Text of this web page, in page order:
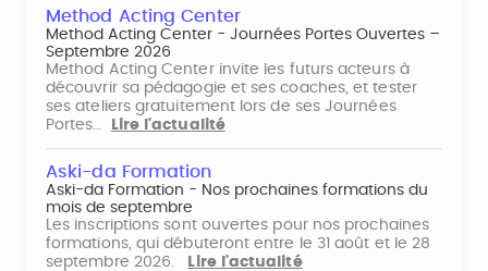
Method Acting Center
Method Acting Center - Journées Portes Ouvertes –
Septembre 2026
Method Acting Center invite les futurs acteurs à
découvrir sa pédagogie et ses coaches, et tester
ses ateliers gratuitement lors de ses Journées
Portes…
Lire l'actualité
Aski-da Formation
Aski-da Formation - Nos prochaines formations du
mois de septembre
Les inscriptions sont ouvertes pour nos prochaines
formations, qui débuteront entre le 31 août et le 28
septembre 2026.
Lire l'actualité